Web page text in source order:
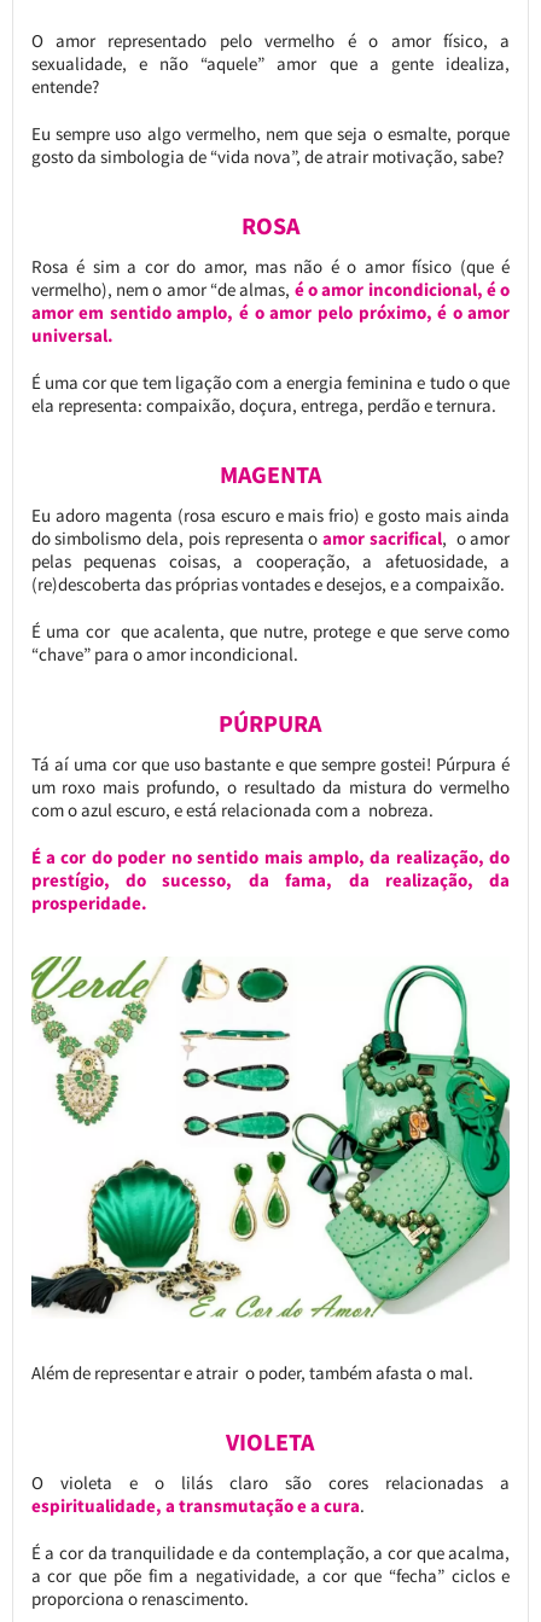
O amor representado pelo vermelho é o amor físico, a
sexualidade, e não “aquele” amor que a gente idealiza,
entende?
Eu sempre uso algo vermelho, nem que seja o esmalte, porque
gosto da simbologia de “vida nova”, de atrair motivação, sabe?
ROSA
Rosa é sim a cor do amor, mas não é o amor físico (que é
vermelho), nem o amor “de almas, é o amor incondicional, é o
amor em sentido amplo, é o amor pelo próximo, é o amor
universal.
É uma cor que tem ligação com a energia feminina e tudo o que
ela representa: compaixão, doçura, entrega, perdão e ternura.
MAGENTA
Eu adoro magenta (rosa escuro e mais frio) e gosto mais ainda
do simbolismo dela, pois representa oamor sacrifical, o amor
pelas pequenas coisas, a cooperação, a afetuosidade, a
(re)descoberta das próprias vontades e desejos, e a compaixão.
É uma cor que acalenta, que nutre, protege e que serve como
“chave” para o amor incondicional.
PÚRPURA
Tá aí uma cor que uso bastante e que sempre gostei! Púrpura é
um roxo mais profundo, o resultado da mistura do vermelho
com o azul escuro, e está relacionada com a nobreza.
É a cor do poder no sentido mais amplo, da realização, do
prestígio, do sucesso, da fama, da realização, da
prosperidade.
Além de representar e atrair o poder, também afasta o mal.
VIOLETA
O violeta e o lilás claro são cores relacionadas a
espiritualidade, a transmutação e a cura.
É a cor da tranquilidade e da contemplação, a cor que acalma,
a cor que põe fim a negatividade, a cor que “fecha” ciclos e
proporciona o renascimento.